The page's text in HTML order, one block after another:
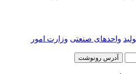
واحدهای صنعتی وزارت امور
آدرس رونوشت